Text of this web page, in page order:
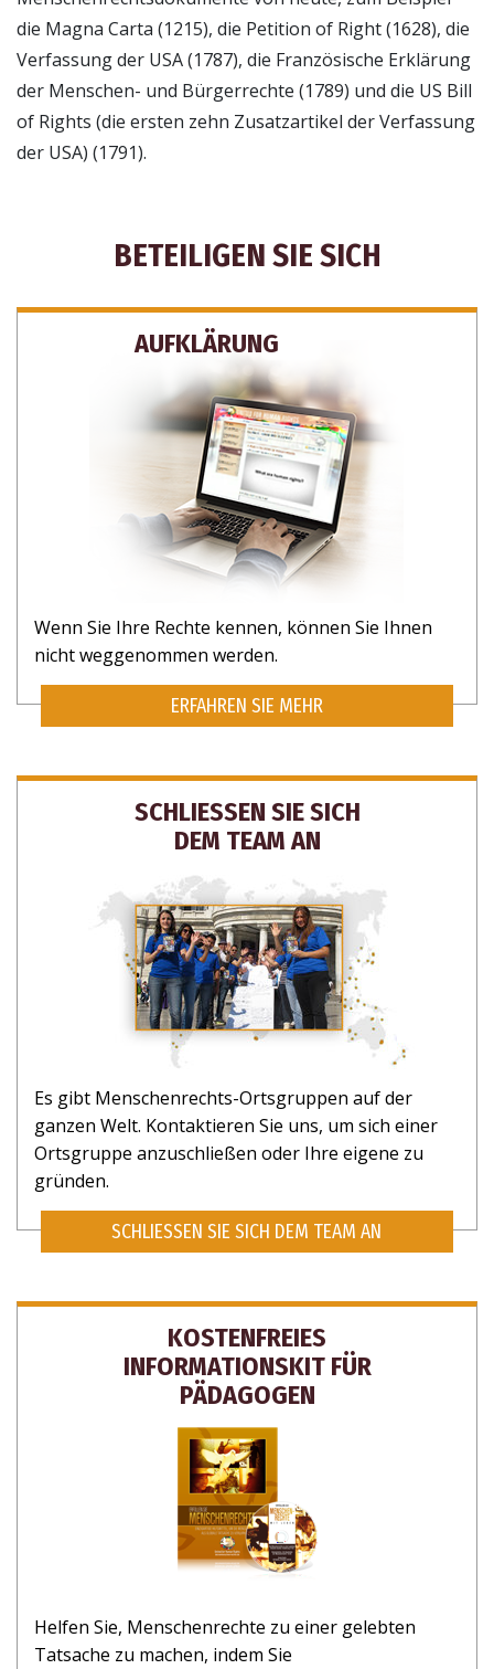
die Magna Carta (1215), die Petition of Right (1628), die
Verfassung der USA (1787), die Französische Erklärung
der Menschen- und Bürgerrechte (1789) und die US Bill
of Rights (die ersten zehn Zusatzartikel der Verfassung
der USA) (1791).
BETEILIGEN SIE SICH
AUFKLÄRUNG
Wenn Sie Ihre Rechte kennen, können Sie Ihnen
nicht weggenommen werden.
ERFAHREN SIE MEHR
SCHLIESSEN SIE SICH
DEM TEAM AN
Es gibt Menschenrechts-Ortsgruppen auf der
ganzen Welt. Kontaktieren Sie uns, um sich einer
Ortsgruppe anzuschließen oder Ihre eigene zu
gründen.
SCHLIESSEN SIE SICH DEM TEAM AN
KOSTENFREIES
INFORMATIONSKIT FÜR
PÄDAGOGEN
Helfen Sie, Menschenrechte zu einer gelebten
Tatsache zu machen, indem Sie